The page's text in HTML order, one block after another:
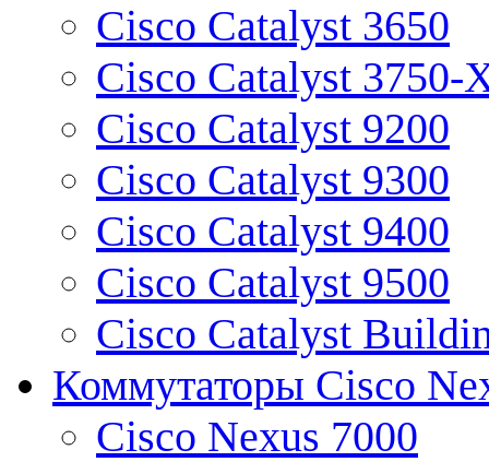
Cisco Catalyst 3650
Cisco Catalyst 3750-
Cisco Catalyst 9200
Cisco Catalyst 9300
Cisco Catalyst 9400
Cisco Catalyst 9500
Cisco Catalyst
Коммутаторы Cisco
Cisco Nexus 7000